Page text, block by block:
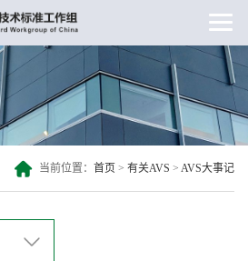
当前位置： 首页 > 有关AVS > AVS大事记